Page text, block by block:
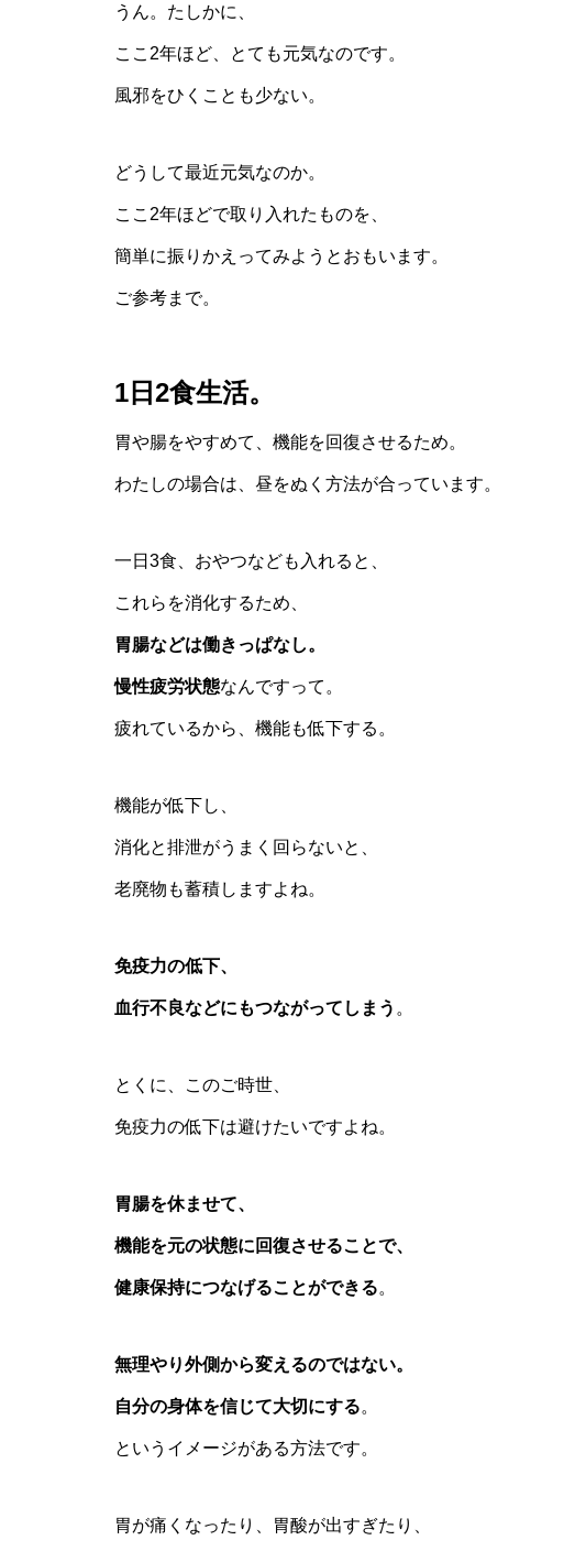
うん。たしかに、
ここ2年ほど、とても元気なのです。
風邪をひくことも少ない。
どうして最近元気なのか。
ここ2年ほどで取り入れたものを、
簡単に振りかえってみようとおもいます。
ご参考まで。
1日2食生活。
胃や腸をやすめて、機能を回復させるため。
わたしの場合は、昼をぬく方法が合っています。
一日3食、おやつなども入れると、
これらを消化するため、
胃腸などは働きっぱなし。
慢性疲労状態なんですって。
疲れているから、機能も低下する。
機能が低下し、
消化と排泄がうまく回らないと、
老廃物も蓄積しますよね。
免疫力の低下、
血行不良などにもつながってしまう 。
とくに、このご時世、
免疫力の低下は避けたいですよね。
胃腸を休ませて、
機能を元の状態に回復させることで、
健康保持につなげることができる。
無理やり外側から変えるのではない。
自分の身体を信じて大切にする。
というイメージがある方法です。
胃が痛くなったり、胃酸が出すぎたり、